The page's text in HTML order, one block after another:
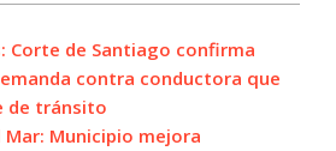
Corte de Santiago confirma
contra conductora que
de tránsito
Mar: Municipio mejora